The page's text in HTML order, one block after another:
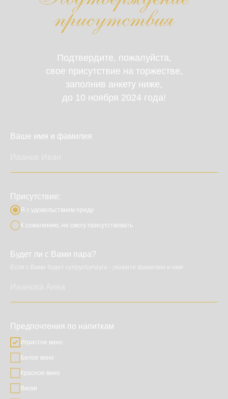
Дорогие гости
Подтвердите, пожалуйста,
свое присутствие на торжестве,
заполнив анкету ниже,
до 10 ноября 2024 года!
Ваше имя и фамилия
Присутствие:
Я с удовольствием приду
К сожалению, не смогу присутствовать
Будет ли с Вами пара?
Если с Вами будет супруг/супруга - укажите фамилию и имя
Предпочтения по напиткам
Игристое вино
Белое вино
Красное вино
Виски